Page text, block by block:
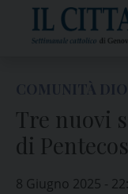
content
Tre nuovi
di
8 Giugno 2025 -